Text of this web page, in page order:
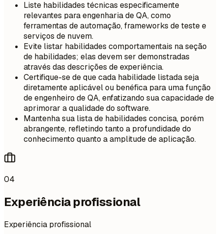
Liste habilidades técnicas especificamente
relevantes para engenharia de QA, como
ferramentas de automação, frameworks de teste e
serviços de nuvem.
Evite listar habilidades comportamentais na seção
de habilidades; elas devem ser demonstradas
através das descrições de experiência.
Certifique-se de que cada habilidade listada seja
diretamente aplicável ou benéfica para uma função
de engenheiro de QA, enfatizando sua capacidade de
aprimorar a qualidade do software.
Mantenha sua lista de habilidades concisa, porém
abrangente, refletindo tanto a profundidade do
conhecimento quanto a amplitude de aplicação.
04
Experiência profissional
Experiência profissional